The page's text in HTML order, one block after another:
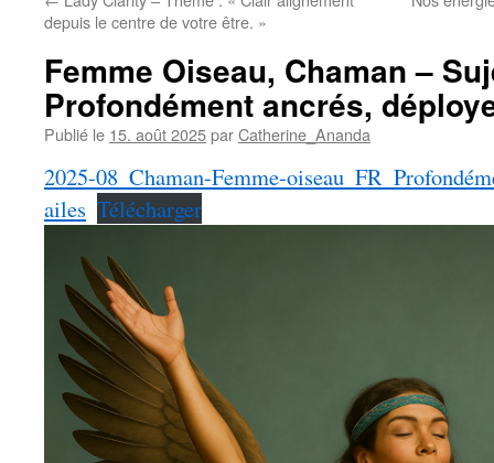
depuis le centre de votre être. »
Femme Oiseau, Chaman –
Profondément ancrés,
Publié le 15. août 2025parCatherine_Ananda
2025-08_Chaman-Femme-
ailes Télécharger